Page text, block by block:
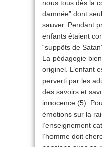
nous tous dès la
damnée” dont
sauver. Pendant
enfants étaient
“suppôts de
La pédagogie
originel. L’enfant
perverti par les
des savoirs et
innocence (5).
émotions sur la
l’enseignement
l’homme doit